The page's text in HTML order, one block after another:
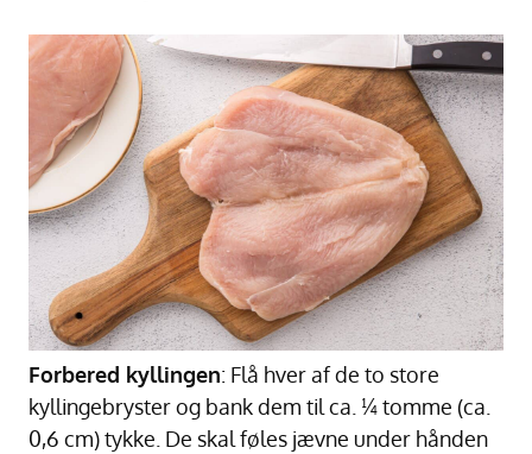
Forbered kyllingen: Flå hver af de to store
kyllingebryster og bank dem til ca. ¼ tomme (ca.
0,6 cm) tykke. De skal føles jævne under hånden